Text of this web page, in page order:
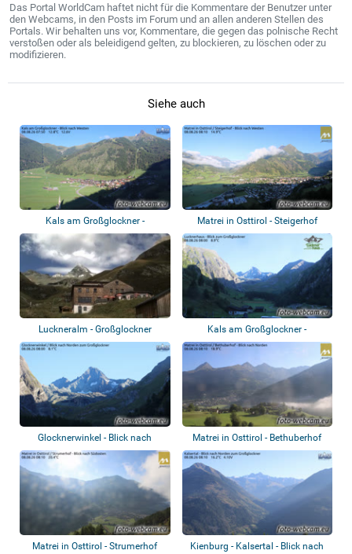
Das Portal WorldCam haftet nicht für die Kommentare der Benutzer unter
den Webcams, in den Posts im Forum und an allen anderen Stellen des
Portals. Wir behalten uns vor, Kommentare, die gegen das polnische Recht
verstoßen oder als beleidigend gelten, zu blockieren, zu löschen oder zu
modifizieren.
Siehe auch
Kals am Großglockner -
Ganotzegg, Weißer...
Matrei in Osttirol - Steigerhof
Luckneralm - Großglockner
Kals am Großglockner -
Lucknerhaus - Bli...
Glocknerwinkel - Blick nach
Norden zum G...
Matrei in Osttirol - Bethuberhof
Matrei in Osttirol - Strumerhof Kienburg - Kalsertal - Blick nach